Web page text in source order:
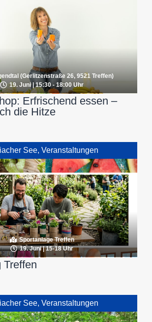
(Gerlitzenstraße 26, 9521 Treffen)
19. Juni | 15:30 - 18:00 Uhr
Erfrischend essen –
die Hitze
See, Veranstaltungen
Sportanlage Treffen
19. Juni | 15-18 Uhr
Treffen
See, Veranstaltungen